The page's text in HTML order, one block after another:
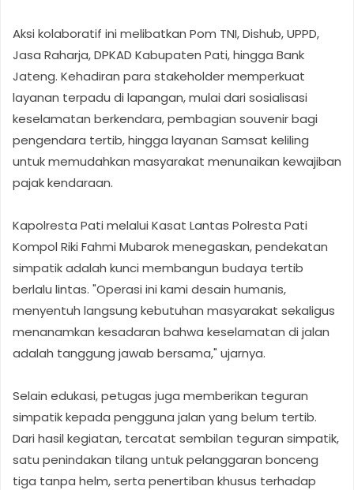
Aksi kolaboratif ini melibatkan Pom TNI, Dishub, UPPD,
Jasa Raharja, DPKAD Kabupaten Pati, hingga Bank
Jateng. Kehadiran para stakeholder memperkuat
layanan terpadu di lapangan, mulai dari sosialisasi
keselamatan berkendara, pembagian souvenir bagi
pengendara tertib, hingga layanan Samsat keliling
untuk memudahkan masyarakat menunaikan kewajiban
pajak kendaraan.
Kapolresta Pati melalui Kasat Lantas Polresta Pati
Kompol Riki Fahmi Mubarok menegaskan, pendekatan
simpatik adalah kunci membangun budaya tertib
berlalu lintas. "Operasi ini kami desain humanis,
menyentuh langsung kebutuhan masyarakat sekaligus
menanamkan kesadaran bahwa keselamatan di jalan
adalah tanggung jawab bersama," ujarnya.
Selain edukasi, petugas juga memberikan teguran
simpatik kepada pengguna jalan yang belum tertib.
Dari hasil kegiatan, tercatat sembilan teguran simpatik,
satu penindakan tilang untuk pelanggaran bonceng
tiga tanpa helm, serta penertiban khusus terhadap